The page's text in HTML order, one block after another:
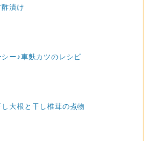
漬け
シー♪車麩カツのレシピ
大根と干し椎茸の煮物